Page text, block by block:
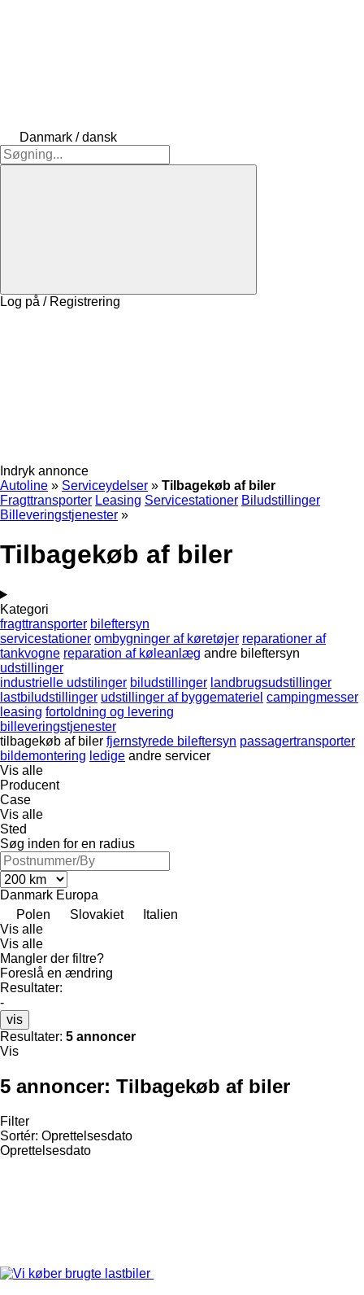
Danmark / dansk
Log på / Registrering
Indryk annonce
Autoline » Serviceydelser » Tilbagekøb af biler
Fragttransporter Leasing Servicestationer Biludstillinger
Billeveringstjenester »
Tilbagekøb af biler
Kategori
fragttransporter bileftersyn
servicestationer ombygninger af køretøjer reparationer af
tankvogne reparation af køleanlæg andre bileftersyn
udstillinger
industrielle udstilinger biludstillinger landbrugsudstillinger
lastbiludstillinger udstillinger af byggemateriel campingmesser
leasing fortoldning og levering
billeveringstjenester
tilbagekøb af biler fjernstyrede bileftersyn passagertransporter
bildemontering ledige andre servicer
Vis alle
Producent
Case
Vis alle
Sted
Søg inden for en radius
Danmark Europa
Polen
Slovakiet
Italien
Vis alle
Vis alle
Mangler der filtre?
Foreslå en ændring
Resultater:
-
vis
Resultater: 5 annoncer
Vis
5 annoncer: Tilbagekøb af biler
Filter
Sortér: Oprettelsesdato
Oprettelsesdato